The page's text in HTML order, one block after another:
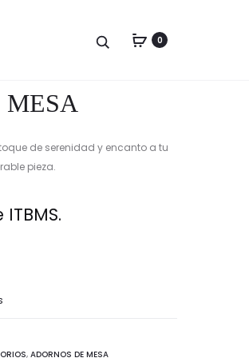
0
MESA
de serenidad y encanto a tu
pieza.
, ADORNOS DE MESA